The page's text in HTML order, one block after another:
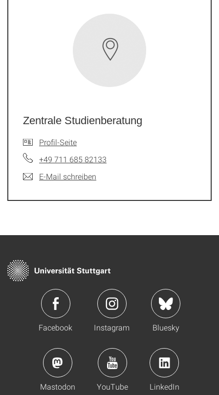
Zentrale Studienberatung
Profil-Seite
+49 711 685 82133
E-Mail schreiben
Facebook Instagram Bluesky
Mastodon YouTube LinkedIn